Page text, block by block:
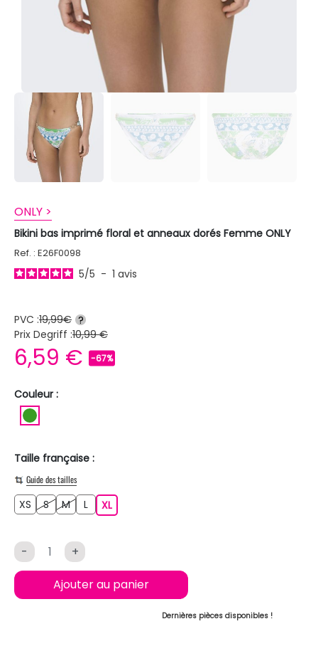
ONLY >
Bikini bas imprimé floral et anneaux dorés Femme ONLY
Ref. : E26F0098
5/5 - 1 avis
PVC :19,99€ ?
Prix Degriff :10,99 €
6,59 € -67%
Couleur :
Taille française :
Guide des tailles
XS XSSS MM L XLXL
- +
Ajouter au panier
Dernières pièces disponibles !